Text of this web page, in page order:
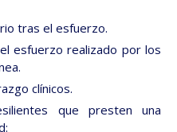
tras el esfuerzo.
esfuerzo realizado por los
clínicos.
que presten una